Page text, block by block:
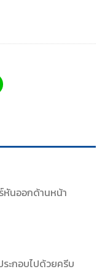
หันออกด้านหน้า
ะกอบไปด้วยครีบ